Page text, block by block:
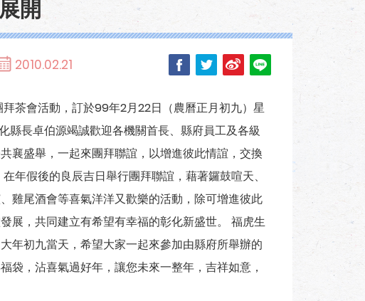
開
2010.02.21
茶會活動，訂於99年2月22日（農曆正月初九）星
縣長卓伯源竭誠歡迎各機關首長、縣府員工及各級
襄盛舉，一起來團拜聯誼，以增進彼此情誼，交換
年假後的良辰吉日舉行團拜聯誼，藉著鑼鼓喧天、
雞尾酒會等喜氣洋洋又歡樂的活動，除可增進彼此
展，共同建立有希望有幸福的彰化新盛世。 福虎生
年初九當天，希望大家一起來參加由縣府所舉辦的
袋，沾喜氣過好年，讓您未來一整年，吉祥如意，